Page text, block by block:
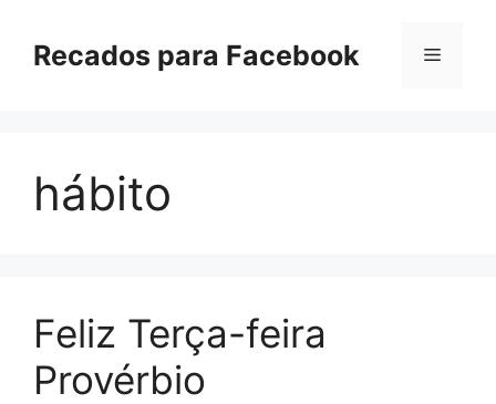
paraRecados para Facebook Menu
hábito
Feliz Terça-feira
Provérbio